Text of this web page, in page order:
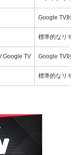
Google TV対
標準的なリモ
Google TV Google TV対
標準的なリモ